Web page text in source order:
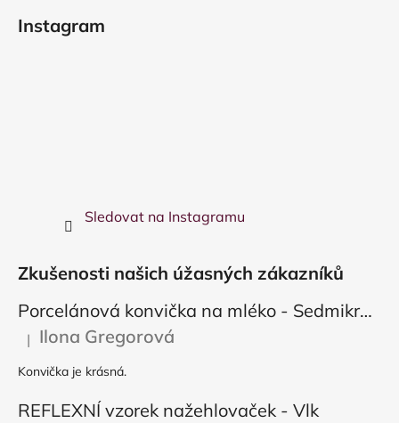
Instagram
Sledovat na Instagramu
Zkušenosti našich úžasných zákazníků
Porcelánová konvička na mléko - Sedmikráska
Hodnocení produktu je 5 z 5 hvězdiček.
| Ilona Gregorová
Konvička je krásná.
REFLEXNÍ vzorek nažehlovaček - Vlk